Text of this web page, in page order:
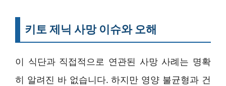
키토 제닉 사망 이슈와 오해
이 식단과 직접적으로 연관된 사망 사례는 명확
히 알려진 바 없습니다. 하지만 영양 불균형과 건